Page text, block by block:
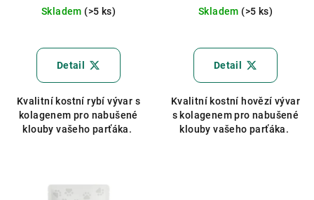
cena:
Skladem (>5 ks)
hodnocení
produktu
z
5
hvězdiček.
Detail
Kvalitní kostní rybí vývar s
kolagenem pro nabušené
klouby vašeho parťáka.
cena:
Skladem (>5 ks)
hodnocení
produktu
z
5
hvězdiček.
Detail
Kvalitní kostní hovězí vývar
s kolagenem pro nabušené
klouby vašeho parťáka.